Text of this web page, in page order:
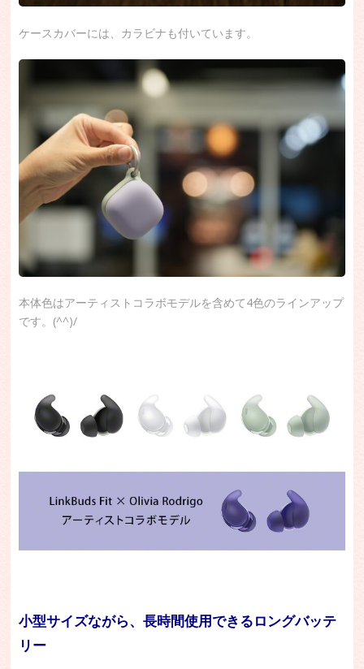
ケースカバーには、カラビナも付いています。
本体色はアーティストコラボモデルを含めて4色のラインアップ
です。(^^)/
小型サイズながら、長時間使用できるロングバッテ
リー